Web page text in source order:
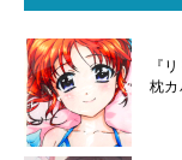
『
枕カ